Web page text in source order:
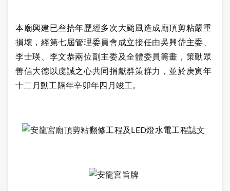
本廟興建已叁拾年歷經多次大颱風造成廟頂剪粘嚴重
損壞，經第七屆管理委員會成立接任由吳興岱主委、
李士瑛、李文恭兩位副主委及全體委員籌畫，策動眾
善信大德以虔誠之心共同捐獻群策群力，並於庚寅年
十二月動工隔年辛卯年四月竣工。